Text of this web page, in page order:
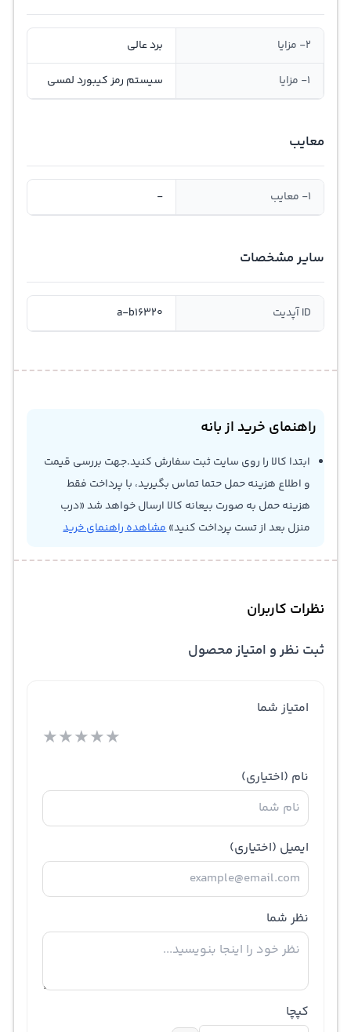
2- مزایا برد عالی
1- مزایا سيستم رمز كيبورد لمسی
معایب
1- معایب -
سایر مشخصات
ID آپدیت a-b16320
راهنمای خرید از بانه
ابتدا کالا را روی سایت ثبت سفارش کنید.جهت بررسی قیمت
و اطلاع هزینه حمل حتما تماس بگیرید، با پرداخت فقط
هزینه حمل به صورت بیعانه کالا ارسال خواهد شد «درب
منزل بعد از تست پرداخت کنید»مشاهده راهنمای خرید
نظرات کاربران
ثبت نظر و امتیاز محصول
امتیاز شما
★★★★★
نام (اختیاری)
ایمیل (اختیاری)
نظر شما
کپچا